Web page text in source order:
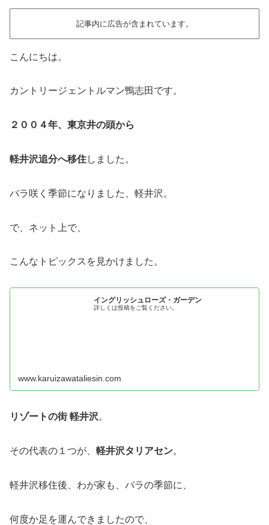
記事内に広告が含まれています。
こんにちは。
カントリージェントルマン鴨志田です。
２００４年、東京井の頭から
軽井沢追分へ移住しました。
バラ咲く季節になりました、軽井沢。
で、ネット上で、
こんなトピックスを見かけました。
イングリッシュローズ・ガーデン
詳しくは投稿をご覧ください。
www.karuizawataliesin.com
リゾートの街 軽井沢。
その代表の１つが、 軽井沢タリアセン。
軽井沢移住後、わが家も、バラの季節に、
何度か足を運んできましたので、